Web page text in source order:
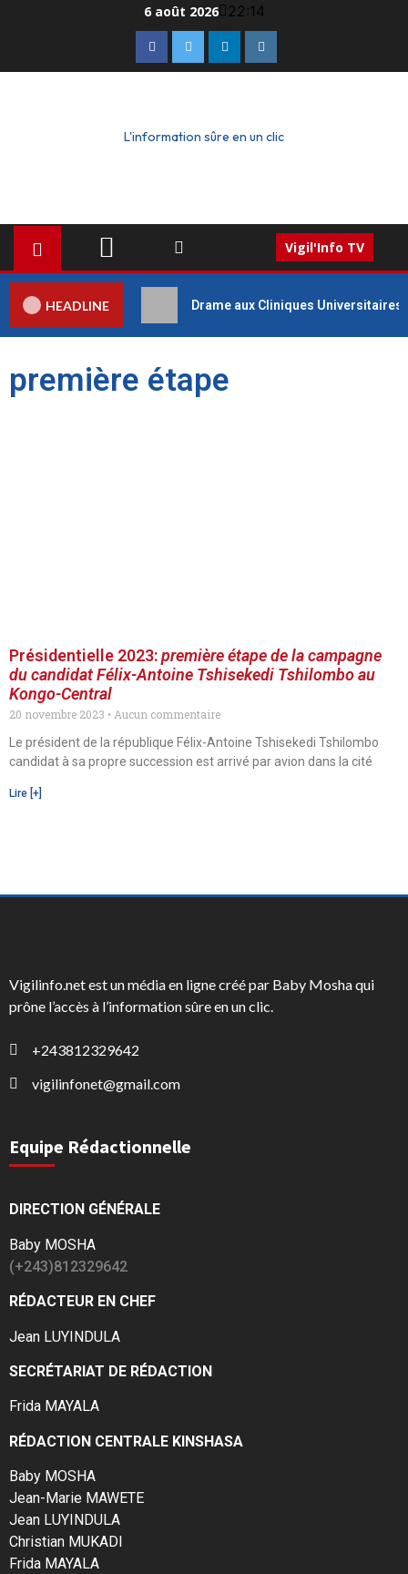
6 août 2026 22:14
L'information sûre en un clic
Vigil'Info TV
HEADLINE Drame aux Cliniques
première étape
Présidentielle 2023:première étape de la campagne
du candidat Félix-Antoine Tshisekedi Tshilombo au
Kongo-Central
20 novembre 2023
Aucun commentaire
Le président de la république Félix-Antoine Tshisekedi Tshilombo
candidat à sa propre succession est arrivé par avion dans la cité
Lire [+]
Vigilinfo.net est un média en ligne créé par Baby Mosha qui
prône l’accès à l’information sûre en un clic.
+243812329642
vigilinfonet@gmail.com
Equipe Rédactionnelle
DIRECTION GÉNÉRALE
Baby MOSHA
(+243)812329642
RÉDACTEUR EN CHEF
Jean LUYINDULA
SECRÉTARIAT DE RÉDACTION
Frida MAYALA
RÉDACTION CENTRALE KINSHASA
Baby MOSHA
Jean-Marie MAWETE
Jean LUYINDULA
Christian MUKADI
Frida MAYALA